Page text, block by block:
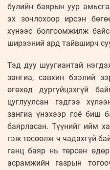
бүлийн баярын уур
эх зочлохоор ирсэн
хүнээс болгоомжилж
ширээний ард тайвширч
Тэд дуу шуугиантай
зангиа, савхин бээлий
өгөхөд дургүйцэхгүй
цуглуулсан гэдгээ
зангиа үнэхээр гоё биш
баярласан. Түүнийг ийм
гэж төсөөлж ч чадахгүй
ганц баяр нь төрсөн
асрамжийн газрын